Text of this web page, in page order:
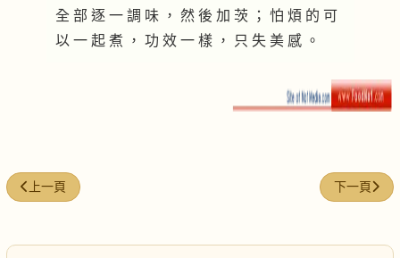
全 部 逐 一 調 味 ， 然 後 加 茨 ； 怕 煩 的 可
以 一 起 煮 ， 功 效 一 樣 ， 只 失 美 感 。
上一篇文章: 紫蘇茶
上一頁 下一篇文章
下一頁